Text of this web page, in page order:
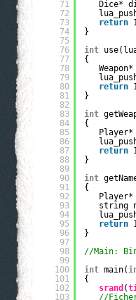
71
72
73
74
75
76
77
78
79
80
81
82
83
84
85
86
87
88
89
90
91
92
93
94
95
96
97
98
99
100
101
102
103
Dice*
return
}
int
{
return
}
int
{
return
}
int
{
string
return
}
//Main:
int main(
{
srand (
//